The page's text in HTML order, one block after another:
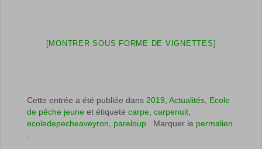
[MONTRER SOUS FORME DE VIGNETTES]
Cette entrée a été publiée dans 2019, Actualités, Ecole
de pêche jeune et étiqueté carpe, carpenuit,
ecoledepecheaveyron, pareloup . Marquer le permalien
.